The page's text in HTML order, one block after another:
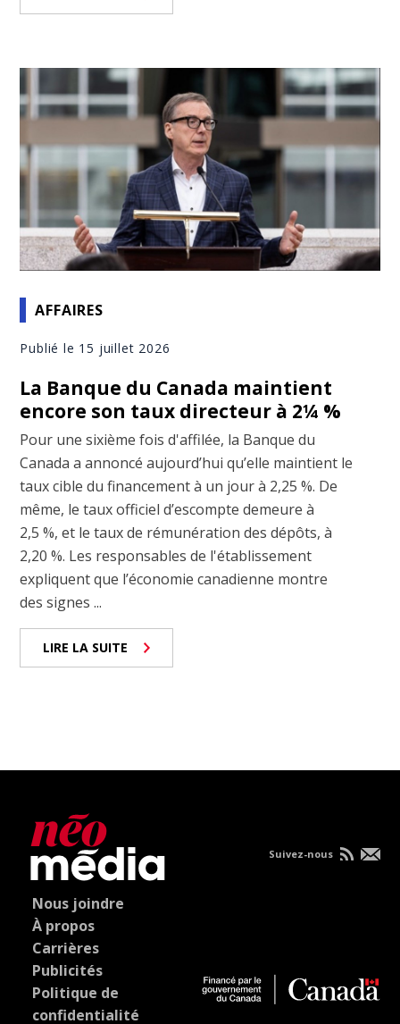
AFFAIRES
Publié le 15 juillet 2026
La Banque du Canada maintient
encore son taux directeur à 2¼ %
Pour une sixième fois d'affilée, la Banque du
Canada a annoncé aujourd’hui qu’elle maintient le
taux cible du financement à un jour à 2,25 %. De
même, le taux officiel d’escompte demeure à
2,5 %, et le taux de rémunération des dépôts, à
2,20 %. Les responsables de l'établissement
expliquent que l’économie canadienne montre
des signes ...
LIRE LA SUITE
Nous joindre
À propos
Carrières
Publicités
Politique de
confidentialité
Suivez-nous